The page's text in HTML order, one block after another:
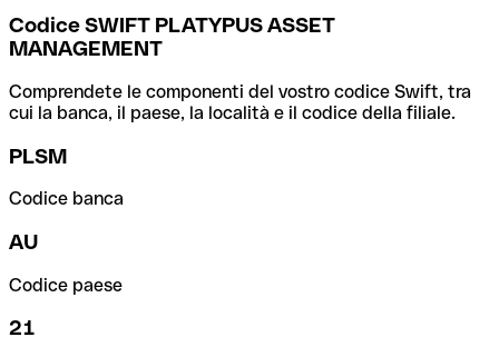
Codice SWIFT PLATYPUS ASSET
MANAGEMENT
Comprendete le componenti del vostro codice Swift, tra
cui la banca, il paese, la località e il codice della filiale.
PLSM
Codice banca
AU
Codice paese
21